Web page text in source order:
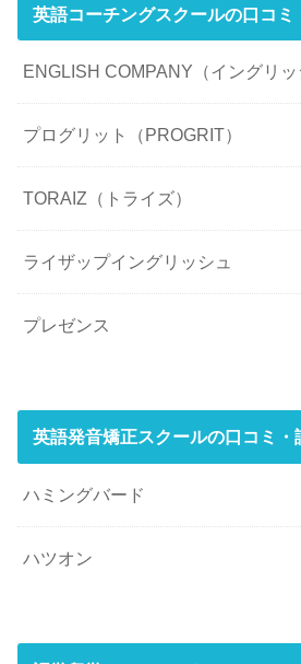
英語コーチングスクールの口コミ
ENGLISH COMPANY（イングリッ
プログリット（PROGRIT）
TORAIZ（トライズ）
ライザップイングリッシュ
プレゼンス
英語発音矯正スクールの口コミ・
ハミングバード
ハツオン